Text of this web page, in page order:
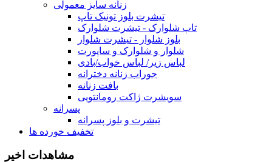
زنانه سایز معمولی
تیشرت بلوز تونیک تاپ
تاپ شلوارک - تیشرت شلوارک
بلوز شلوار - تیشرت شلوار
شلوار و شلوارک و ساپورت
لباس زیر/ لباس خواب/بادی
جوراب زنانه دخترانه
بافت زنانه
سویشرت ژاکت رومانتویی
پسرانه
تیشرت و بلوز پسرانه
تخفیف خورده ها
مشاهدات اخیر